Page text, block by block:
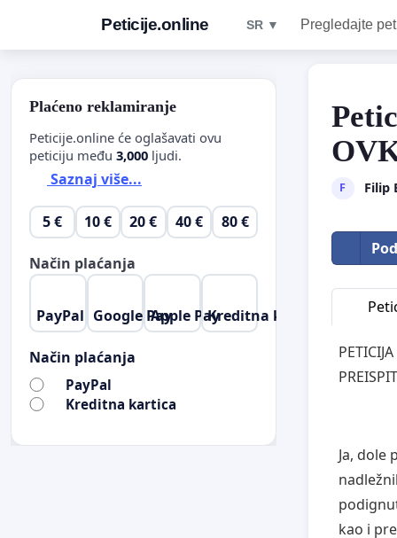
Peticije.online SR ▼ Pregledajte
F Filip
Ja, dole
kao i
Plaćeno reklamiranje
Peticije.online će oglašavati ovu
peticiju među 3,000 ljudi.
Saznaj više...
5 € 10 € 20 € 40 € 80 €
Način plaćanja
PayPal Google PayApple PayKreditna kartica
Način plaćanja
PayPal
Kreditna kartica